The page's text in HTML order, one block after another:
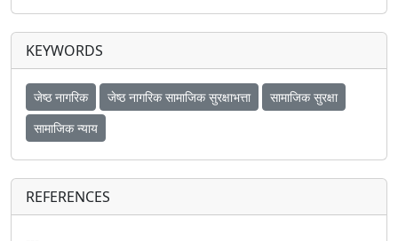
KEYWORDS
जेष्ठ नागरिक जेष्ठ नागरिक सामाजिक सुरक्षाभत्ता
सामाजिक सुरक्षा
सामाजिक न्याय
REFERENCES